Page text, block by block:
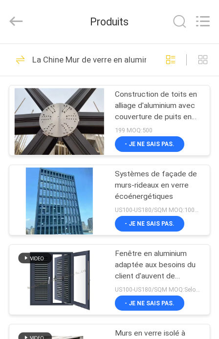
MAISON
PRODUITS
AU
SUJET
DE
NOUS
VISITE
D'USINE
CONTRÔLE
QUALITÉ
CONTACTEZ-
NOUS
FASEC
Buildings
Rights
Mur de verre en
aluminium
75
Façade en verre de
mur rideau
76
Cloisons de
séparation en verre
71
Produits
La Chine Mur de verre en aluminium
Construction de toits en
alliage d'aluminium avec
couverture de puits en
fibre de verre FRP
199 MOQ:500
- JE NE SAIS PAS.
Systèmes de façade de
murs-rideaux en verre
écoénergétiques
- JE NE SAIS PAS.
Fenêtre en aluminium
adaptée aux besoins du
client d'auvent de
jalousie pour la
toilette/salle de bains
- JE NE SAIS PAS.
Murs en verre isolé à